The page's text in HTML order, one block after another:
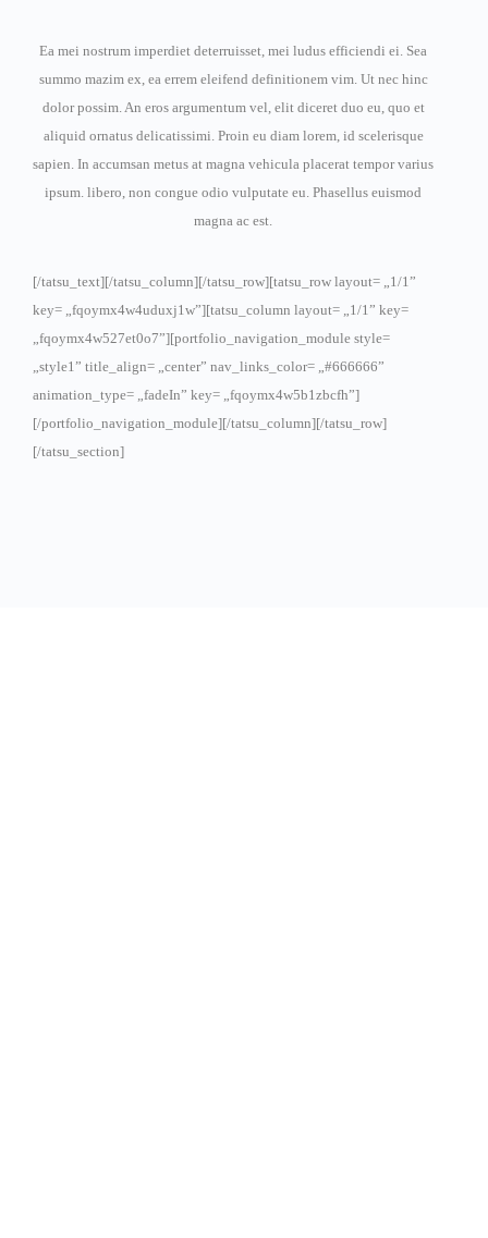
Ea mei nostrum imperdiet deterruisset, mei ludus efficiendi ei. Sea
summo mazim ex, ea errem eleifend definitionem vim. Ut nec hinc
dolor possim. An eros argumentum vel, elit diceret duo eu, quo et
aliquid ornatus delicatissimi. Proin eu diam lorem, id scelerisque
sapien. In accumsan metus at magna vehicula placerat tempor varius
ipsum. libero, non congue odio vulputate eu. Phasellus euismod
magna ac est.
[/tatsu_text][/tatsu_column][/tatsu_row][tatsu_row layout= „1/1”
key= „fqoymx4w4uduxj1w”][tatsu_column layout= „1/1” key=
„fqoymx4w527et0o7”][portfolio_navigation_module style=
„style1” title_align= „center” nav_links_color= „#666666”
animation_type= „fadeIn” key= „fqoymx4w5b1zbcfh”]
[/portfolio_navigation_module][/tatsu_column][/tatsu_row]
[/tatsu_section]